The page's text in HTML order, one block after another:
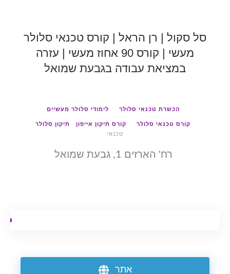
טכנאי
רח' הארזים 1, גבעת שמואל
סל סקול | רן הראל | קורס טכנאי סלולר
מעשי | קורס 90 אחוז מעשי | עזרה
במציאת עבודה בגבעת שמואל
הכשרת טכנאי סלולר לימודי סלולר מעשיים
קורס טכנאי סלולר קורס תיקון אייפון תיקון סלולר
אתר